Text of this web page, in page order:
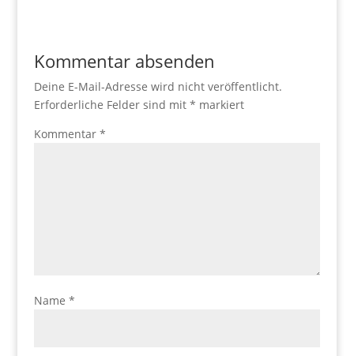
Kommentar absenden
Deine E-Mail-Adresse wird nicht veröffentlicht.
Erforderliche Felder sind mit * markiert
Kommentar *
Name *